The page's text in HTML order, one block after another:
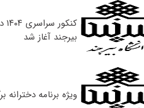
بیرجند آغاز شد
ویژه برنامه دخترانه